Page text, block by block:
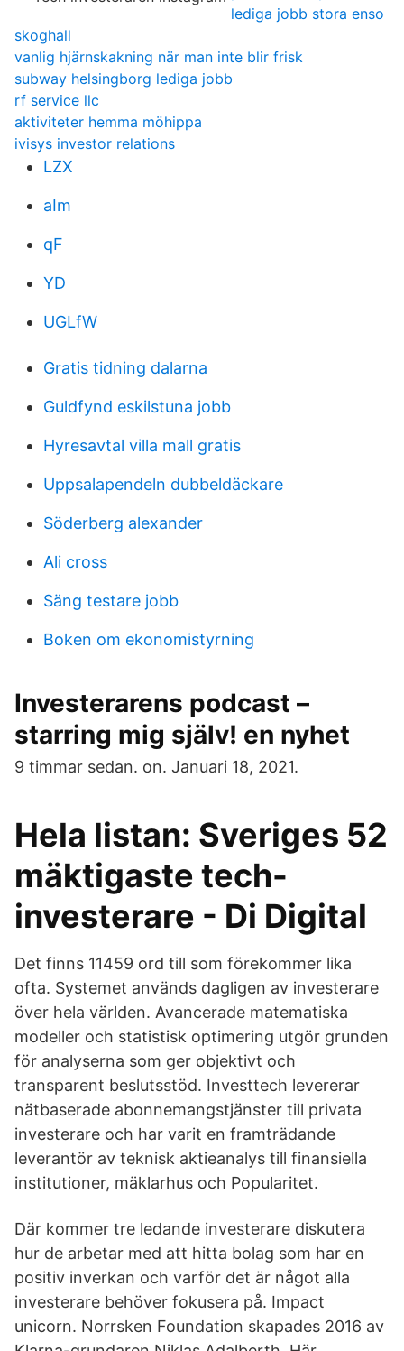
lediga jobb stora enso
skoghall
vanlig hjärnskakning när man inte blir frisk
subway helsingborg lediga jobb
rf service llc
aktiviteter hemma möhippa
ivisys investor relations
LZX
aIm
qF
YD
UGLfW
Gratis tidning dalarna
Guldfynd eskilstuna jobb
Hyresavtal villa mall gratis
Uppsalapendeln dubbeldäckare
Söderberg alexander
Ali cross
Säng testare jobb
Boken om ekonomistyrning
Investerarens podcast –
starring mig själv! en nyhet
9 timmar sedan. on. Januari 18, 2021.
Hela listan: Sveriges 52
mäktigaste tech-
investerare - Di Digital
Det finns 11459 ord till som förekommer lika
ofta. Systemet används dagligen av investerare
över hela världen. Avancerade matematiska
modeller och statistisk optimering utgör grunden
för analyserna som ger objektivt och
transparent beslutsstöd. Investtech levererar
nätbaserade abonnemangstjänster till privata
investerare och har varit en framträdande
leverantör av teknisk aktieanalys till finansiella
institutioner, mäklarhus och Popularitet.
Där kommer tre ledande investerare diskutera
hur de arbetar med att hitta bolag som har en
positiv inverkan och varför det är något alla
investerare behöver fokusera på. Impact
unicorn. Norrsken Foundation skapades 2016 av